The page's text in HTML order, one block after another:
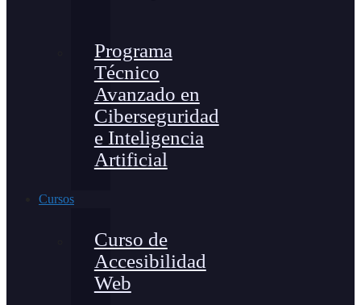
Programa
Técnico
Avanzado en
Ciberseguridad
e Inteligencia
Artificial
Cursos
Curso de
Accesibilidad
Web